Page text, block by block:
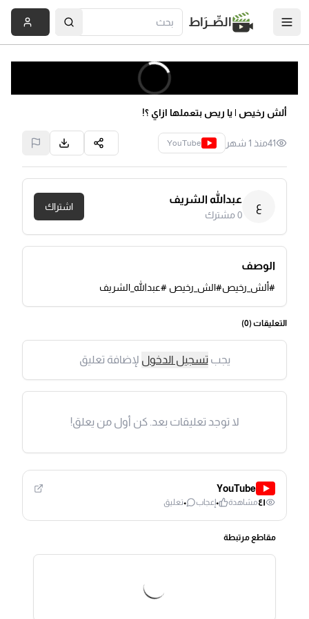
الصِّــرَاط
ألش رخيص | يا ريص بتعملها ازاي ؟!
41منذ 1 شهر YouTube
ع
عبدالله الشريف
0مشترك
اشتراك
الوصف
#ألش_رخيص#الش_رخيص #عبدالله_الشريف
التعليقات (0
)
يجبتسجيل الدخول لإضافة تعليق
لا توجد تعليقات بعد. كن أول من يعلق!
YouTube
٤١مشاهدة ٠إعجاب ٠تعليق
مقاطع مرتبطة